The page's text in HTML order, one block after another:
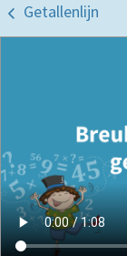
Getallenlijn